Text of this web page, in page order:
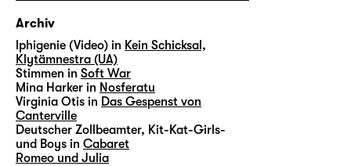
Archiv
lphigenie (Video) in Kein Schicksal,
Klytämnestra (UA)
Stimmen in Soft War
Mina Harker in Nosferatu
Virginia Otis in Das Gespenst von
Canterville
Deutscher Zollbeamter, Kit-Kat-Girls-
und Boys in Cabaret
Romeo und Julia